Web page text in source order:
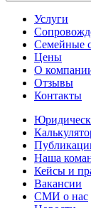
Услуги
Семейные
Цены
О
Отзывы
Контакты
Наша
Кейсы и
Вакансии
СМИ о нас